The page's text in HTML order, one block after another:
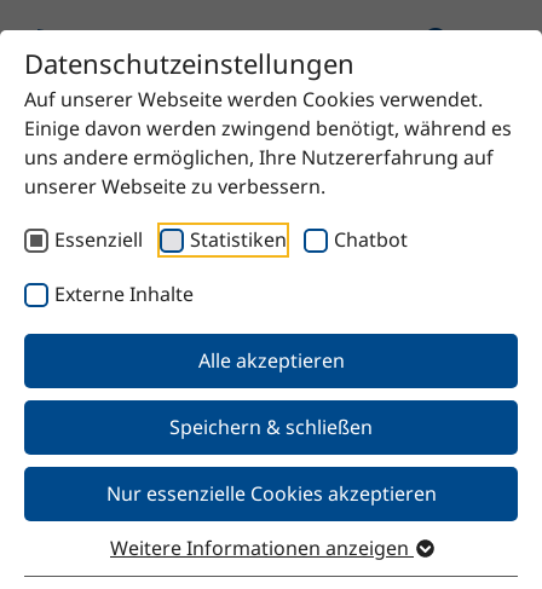
Datenschutzeinstellungen
Auf unserer Webseite werden Cookies verwendet.
Einige davon werden zwingend benötigt, während es
uns andere ermöglichen, Ihre Nutzererfahrung auf
unserer Webseite zu verbessern.
Essenziell
Statistiken Chatbot
Externe Inhalte
Alle akzeptieren
Speichern & schließen
Nur essenzielle Cookies akzeptieren
Weitere Informationen anzeigen
Startseite Produkt Isophorondiamin / IPDA
Isophorondiamin / IPDA
Merkmale